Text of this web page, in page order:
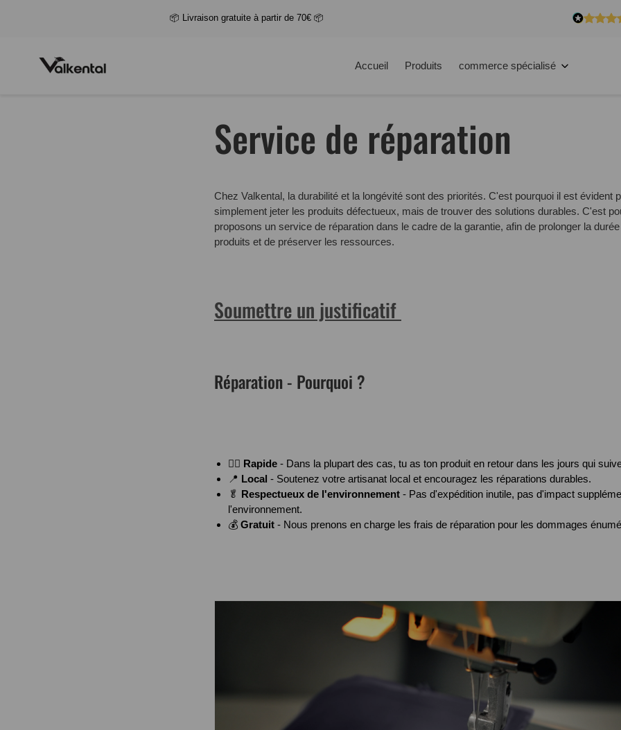
📦 Livraison gratuite à partir de 70€ 📦
Accueil Produits commerce spécialisé
Service de réparation
Chez Valkental, la durabilité et la longévité sont des priorités. C'est pourquoi il est évident
simplement jeter les produits défectueux, mais de trouver des solutions durables. C'est
proposons un service de réparation dans le cadre de la garantie, afin de prolonger la
produits et de préserver les ressources.
Soumettre un justificatif
Réparation - Pourquoi ?
🚴‍♂️ Rapide - Dans la plupart des cas, tu as ton produit en retour dans les jours qui
📍 Local - Soutenez votre artisanat local et encouragez les réparations durables.
🥬 Respectueux de l'environnement - Pas d'expédition inutile, pas d'impact
l'environnement.
💰 Gratuit - Nous prenons en charge les frais de réparation pour les dommages